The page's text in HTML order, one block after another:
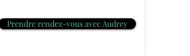
Prendre rendez-vous avec Audrey